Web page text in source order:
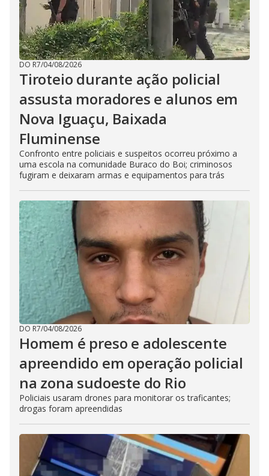
DO R7/04/08/2026
Tiroteio durante ação policial
assusta moradores e alunos em
Nova Iguaçu, Baixada
Fluminense
Confronto entre policiais e suspeitos ocorreu próximo a
uma escola na comunidade Buraco do Boi; criminosos
fugiram e deixaram armas e equipamentos para trás
DO R7/04/08/2026
Homem é preso e adolescente
apreendido em operação policial
na zona sudoeste do Rio
Policiais usaram drones para monitorar os traficantes;
drogas foram apreendidas